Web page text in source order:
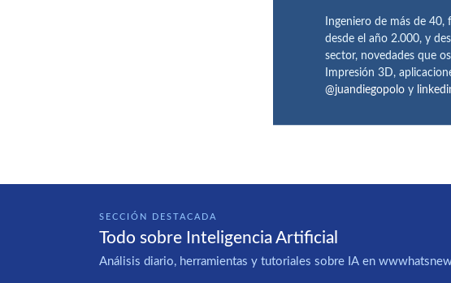
Ingeniero de más de
desde el año 2.000, y
sector, novedades que
Impresión 3D,
@juandiegopolo y
SECCIÓN DESTACADA
Todo sobre Inteligencia Artificial
Análisis diario, herramientas y tutoriales sobre IA en